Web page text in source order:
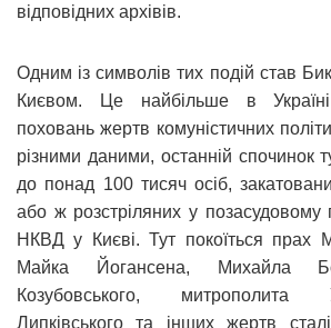
відповідних архівів.
Одним із символів тих подій став
Києвом. Це найбільше в
поховань жертв комуністичних
різними даними, останній спочинок
до понад 100 тисяч осіб,
або ж розстріляних у позасудовому
НКВД у Києві. Тут покоїться прах
Майка Йогансена, Михайла
Козубовського,
Липківського та інших жертв